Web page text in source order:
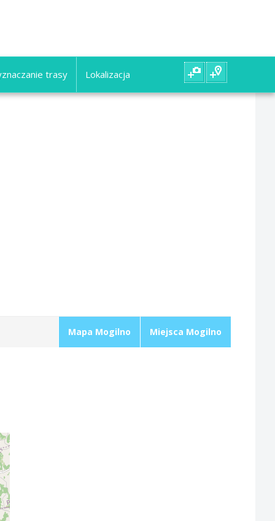
trasy Lokalizacja
Mapa Mogilno Miejsca Mogilno